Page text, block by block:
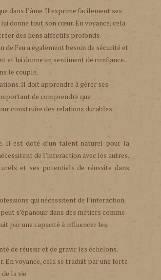
dans l’âme. Il exprime facilement ses
donne tout son cœur. En voyance, cela
des liens affectifs profonds.
Feu a également besoin de sécurité et
et lui donne un sentiment de confiance.
le couple.
Il doit apprendre à gérer ses
de comprendre que
construire des relations durables.
Il est doté d’un talent naturel pour la
de l’interaction avec les autres.
et ses potentiels de réussite dans
qui nécessitent de l’interaction
s’épanouir dans des métiers comme
par une capacité à influencer les
de réussir et de gravir les échelons.
En voyance, cela se traduit par une forte
la vie.